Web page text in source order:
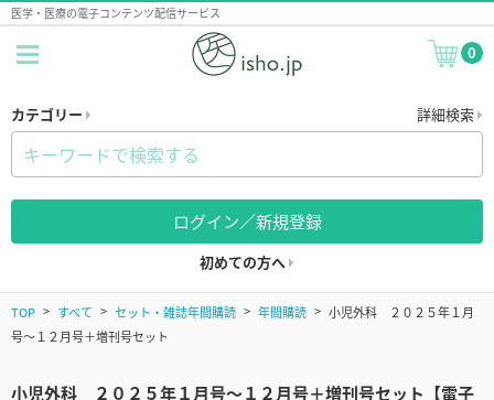
医学・医療の電子コンテンツ配信サービス
0
カテゴリー 詳細検索
ログイン／新規登録
初めての方へ
TOP すべて セット・雑誌年間購読 年間購読
小児外科 ２０２５年１月
号～１２月号＋増刊号セット
小児外科 ２０２５年１月号～１２月号＋増刊号セット【電子